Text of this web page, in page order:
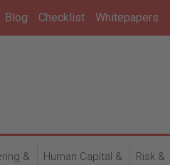
Blog Checklist Whitepapers
&
Human Capital &
Risk &